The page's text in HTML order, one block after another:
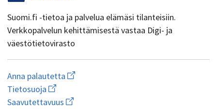
Suomi.fi -tietoa ja palvelua elämäsi tilanteisiin.
Verkkopalvelun kehittämisestä vastaa Digi- ja
väestötietovirasto
Anna palautetta Aloita
uuden
kirjoitus
Tietosuoja Avaa
linkki
uuteen
Saavutettavuus Avaa